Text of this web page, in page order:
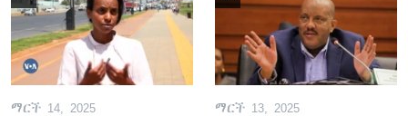
ማርች 14, 2025 ማርች 13, 2025